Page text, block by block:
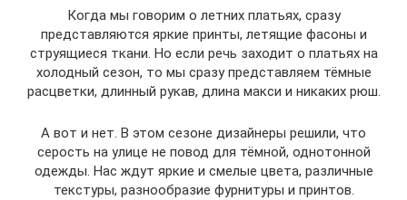
Когда мы говорим о летних платьях, сразу
представляются яркие принты, летящие фасоны и
струящиеся ткани. Но если речь заходит о платьях на
холодный сезон, то мы сразу представляем тёмные
расцветки, длинный рукав, длина макси и никаких рюш.
А вот и нет. В этом сезоне дизайнеры решили, что
серость на улице не повод для тёмной, однотонной
одежды. Нас ждут яркие и смелые цвета, различные
текстуры, разнообразие фурнитуры и принтов.